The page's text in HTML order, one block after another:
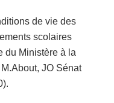
de vie des
scolaires
du Ministère à la
JO Sénat